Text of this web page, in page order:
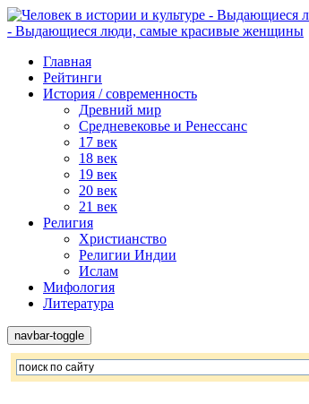
- Выдающиеся люди, самые красивые женщины
Главная
Рейтинги
История / современность
Древний мир
Средневековье и Ренессанс
17 век
18 век
19 век
20 век
21 век
Религия
Христианство
Религии Индии
Ислам
Мифология
Литература
navbar-toggle